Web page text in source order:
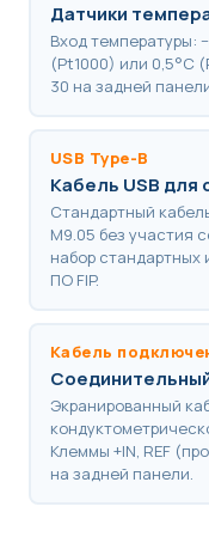
Датчики
Вход температуры:
(Pt1000) или 0,5°C
30 на задней
USB Type-B
Кабель USB для
Стандартный
M9.05 без участия
набор стандартных
ПО FIP.
Кабель
Экранированный
Клеммы +IN, REF
на задней панели.